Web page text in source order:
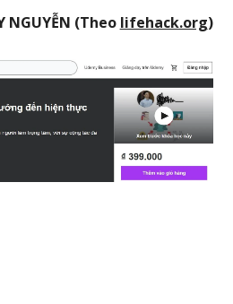
NGUYỄN (Theo lifehack.org)